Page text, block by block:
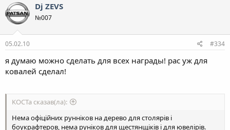
Dj ZEVS
№007
05.02.10 #334
я думаю можно сделать для всех награды! рас уж для
ковалей сделал!
KOCTa сказав(ла):
Нема офіційних рунніков на дерево для столярів і
боукрафтеров, нема руніков для щестянщіків і для ювелірів.